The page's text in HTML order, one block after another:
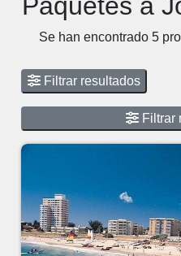
Se han encontrado 5
Filtrar resultados
Filtrar